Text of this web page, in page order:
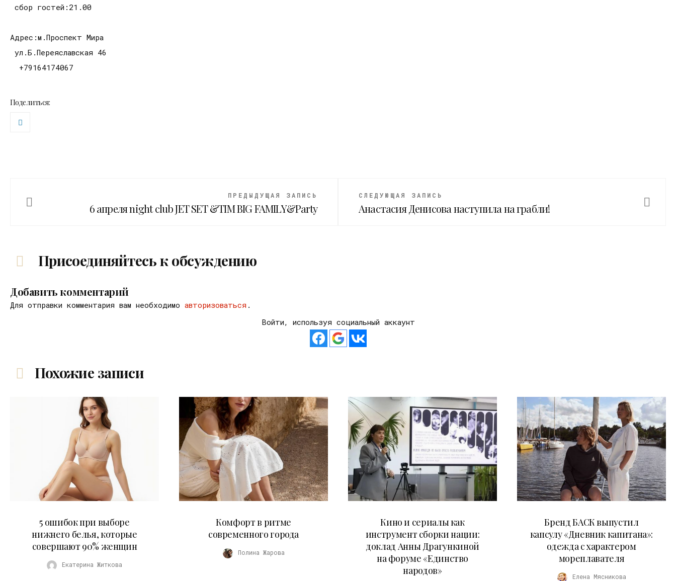
сбор гостей:21.00
Адрес:м.Проспект Мира
ул.Б.Переяславская 46
+79164174067
Поделиться:
ПРЕДЫДУЩАЯ ЗАПИСЬ
6 апреля night club JET SET &TIM BIG FAMILY&Party
СЛЕДУЮЩАЯ ЗАПИСЬ
Анастасия Денисова наступила на грабли!
Присоединяйтесь к обсуждению
Добавить комментарий
Для отправки комментария вам необходимо авторизоваться .
Войти, используя социальный аккаунт
Похожие записи
5 ошибок при выборе
нижнего белья, которые
совершают 90% женщин
Екатерина Житкова
Комфорт в ритме
современного города
Полина Жарова
Кино и сериалы как
инструмент сборки нации:
доклад Анны Драгункиной
на форуме «Единство
народов»
Бренд БАСК выпустил
капсулу «Дневник капитана»:
одежда с характером
мореплавателя
Елена Мясникова